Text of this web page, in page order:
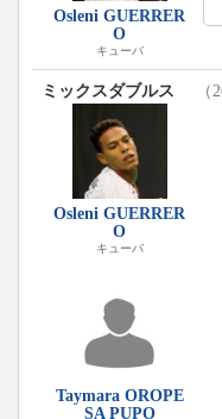
Osleni GUERRER
O
キューバ
ミックスダブルス （
Osleni GUERRER
O
キューバ
Taymara OROPE
SA PUPO